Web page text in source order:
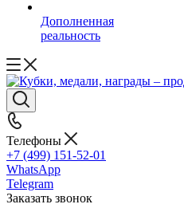
Дополненная
реальность
Телефоны
+7 (499) 151-52-01
WhatsApp
Telegram
Заказать звонок